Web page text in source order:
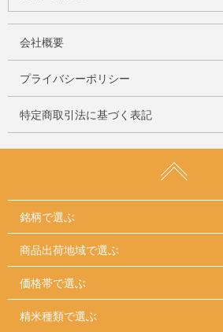
会社概要
プライバシーポリシー
特定商取引法に基づく表記
銘柄で選ぶ
商品出荷地域で選ぶ
価格帯で選ぶ
精米種類で選ぶ